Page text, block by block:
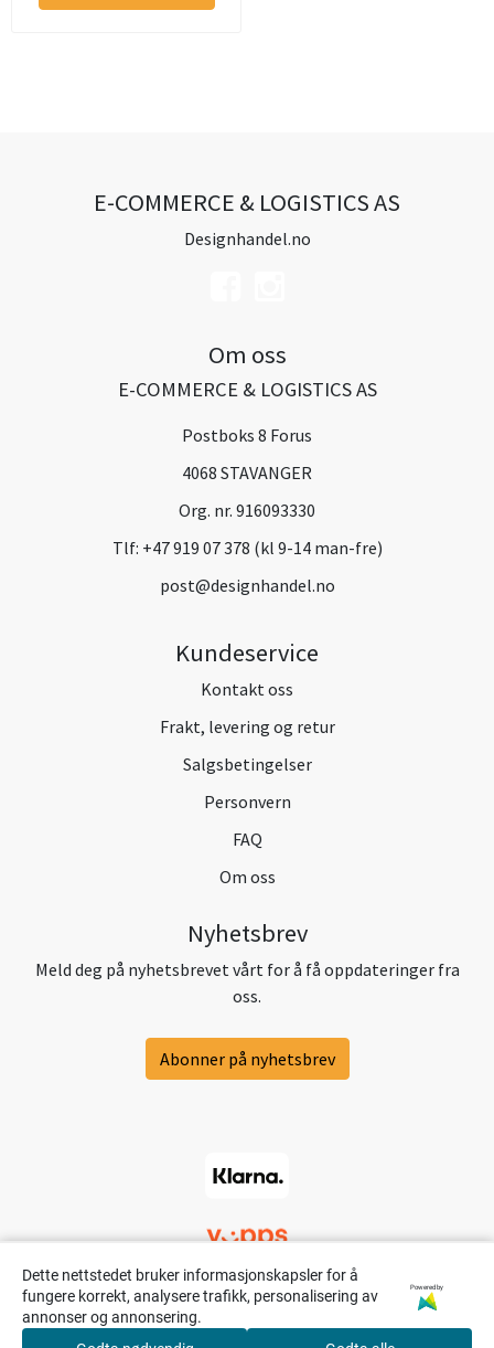
E-COMMERCE & LOGISTICS AS
Designhandel.no
Om oss
E-COMMERCE & LOGISTICS AS
Postboks 8 Forus
4068 STAVANGER
Org. nr. 916093330
Tlf: +47 919 07 378 (kl 9-14 man-fre)
post@designhandel.no
Kundeservice
Kontakt oss
Frakt, levering og retur
Salgsbetingelser
Personvern
FAQ
Om oss
Nyhetsbrev
Meld deg på nyhetsbrevet vårt for å få oppdateringer fra
oss.
Abonner på nyhetsbrev
Dette nettstedet bruker informasjonskapsler for å
fungere korrekt, analysere trafikk, personalisering av
annonser og annonsering.
Powered by